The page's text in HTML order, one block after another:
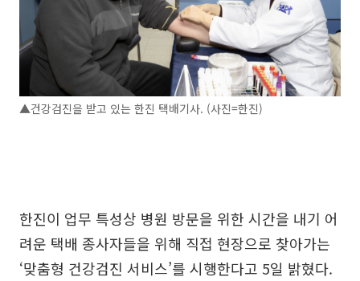
▲건강검진을 받고 있는 한진 택배기사. (사진=한진)
한진이 업무 특성상 병원 방문을 위한 시간을 내기 어
려운 택배 종사자들을 위해 직접 현장으로 찾아가는
‘맞춤형 건강검진 서비스’를 시행한다고 5일 밝혔다.